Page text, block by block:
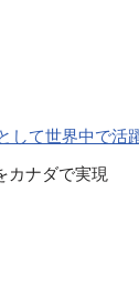
して世界中で活
カナダで実現